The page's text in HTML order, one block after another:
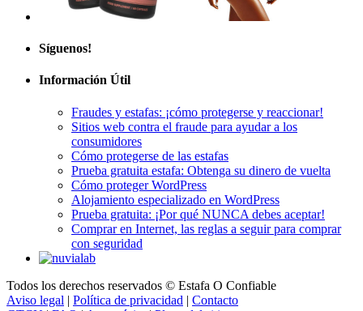
Sitios web contra el fraude para ayudar a los
consumidores
Cómo protegerse de las estafas
Prueba gratuita estafa: Obtenga su dinero de vuelta
Cómo proteger WordPress
Alojamiento especializado en WordPress
Prueba gratuita: ¡Por qué NUNCA debes aceptar!
Comprar en Internet, las reglas a seguir para comprar
con seguridad
Aviso legal|Política de privacidad|Contacto
GTCU|FAQ|A propósito|Plano del sitio